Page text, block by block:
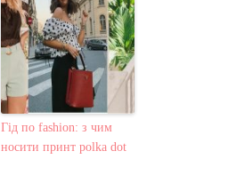
Гід по fashion: з чим
носити принт polka dot